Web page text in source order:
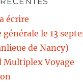
écrire
générale le 13
de Nancy)
Multiplex Voyage